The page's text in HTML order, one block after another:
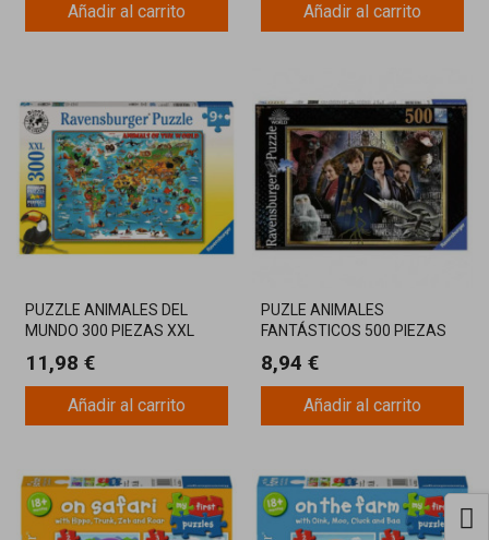
Añadir al carrito Añadir al carrito
PUZZLE ANIMALES DEL
MUNDO 300 PIEZAS XXL
RAVENSBURGER
11,98 €
Añadir al carrito
PUZLE ANIMALES
FANTÁSTICOS 500 PIEZAS
8,94 €
Añadir al carrito